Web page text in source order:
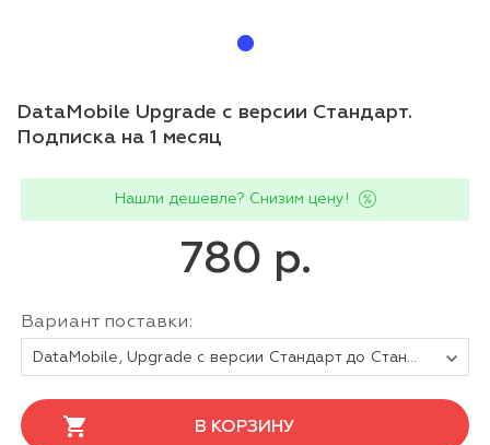
DataMobile Upgrade с версии Стандарт.
Подписка на 1 месяц
Нашли дешевле? Снизим цену!
780 р.
Вариант поставки:
DataMobile, Upgrade с версии Стандарт до Стандарт Pro - подписка на 1 месяц
В КОРЗИНУ